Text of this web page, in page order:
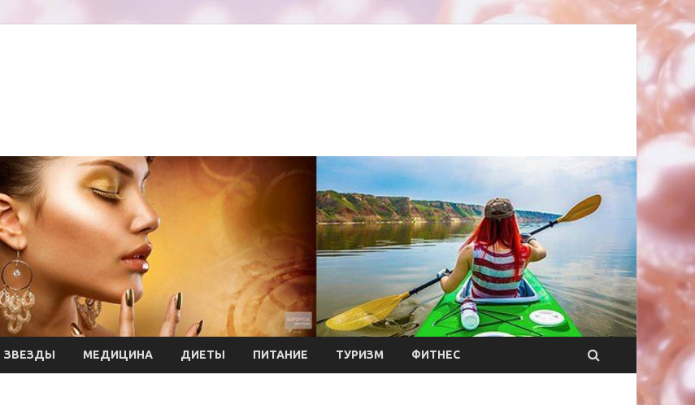
ЗВЕЗДЫ МЕДИЦИНА ДИЕТЫ ПИТАНИЕ ТУРИЗМ ФИТНЕС